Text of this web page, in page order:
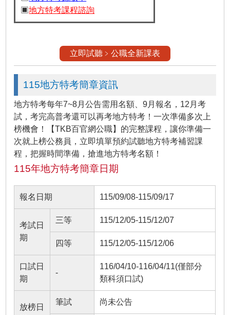
▣地方特考課程諮詢
立即試聽﹥公職全新課表
115地方特考簡章資訊
地方特考每年7~8月公告需用名額、9月報名，12月考
試，考完高普考還可以再考地方特考！一次準備多次上
榜機會！【TKB百官網公職】的完整課程，讓你準備一
次就上榜公務員，立即填單預約試聽地方特考補習課
程，把握時間準備，搶進地方特考名額！
115年地方特考簡章日期
報名日期 115/09/08-115/09/17
考試日
期
三等 115/12/05-115/12/07
四等 115/12/05-115/12/06
口試日
期
-
116/04/10-116/04/11(僅部分
類科須口試)
放榜日
筆試 尚未公告